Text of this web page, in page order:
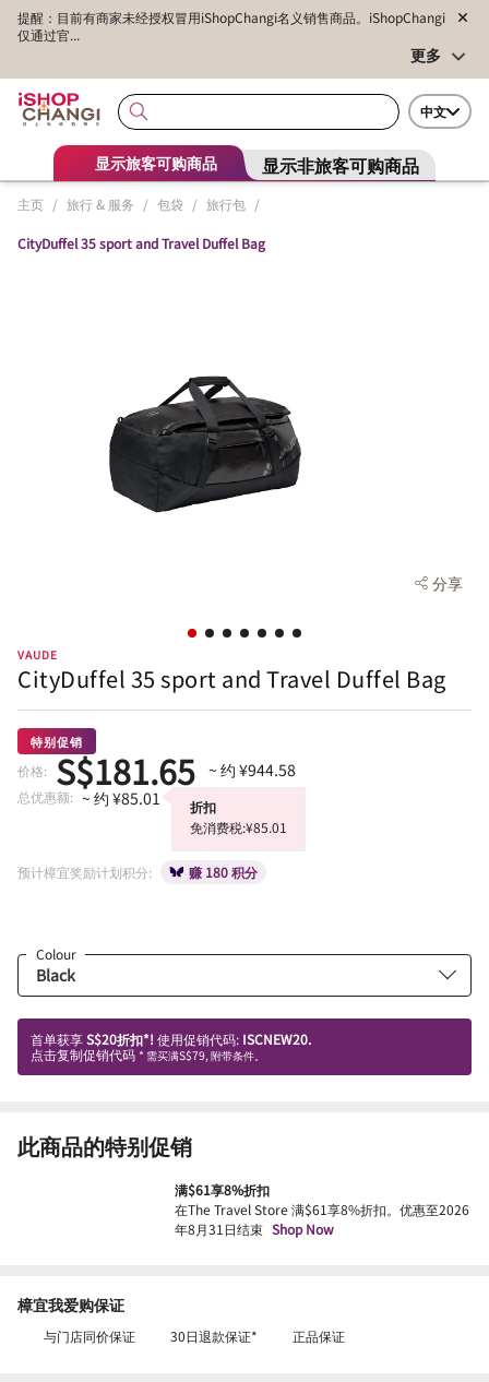
提醒：目前有商家未经授权冒用iShopChangi名义销售商品。iShopChangi
仅通过官...
更多
中文
显示旅客可购商品 显示非旅客可购商品
主页 / 旅行 & 服务 / 包袋 / 旅行包 /
CityDuffel 35 sport and Travel Duffel Bag
分享
VAUDE
CityDuffel 35 sport and Travel Duffel Bag
特别促销
价格: S$181.65 ~ 约 ¥944.58
总优惠额: ~ 约 ¥85.01
折扣
免消费税:¥85.01
预计樟宜奖励计划积分: 赚 180 积分
Colour
首单获享S$20折扣*! 使用促销代码: ISCNEW20.
点击复制促销代码 * 需买满S$79, 附带条件。
此商品的特别促销
满$61享8%折扣
在The Travel Store 满$61享8%折扣。优惠至2026
年8月31日结束 Shop Now
樟宜我爱购保证
与门店同价保证 30日退款保证* 正品保证